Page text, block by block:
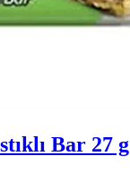
Bar 27 g